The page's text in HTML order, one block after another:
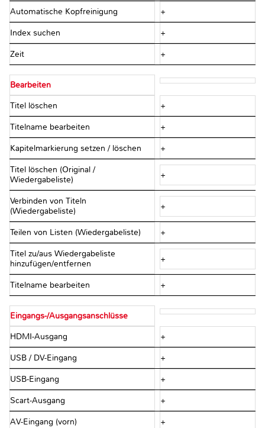
Automatische Kopfreinigung +
Index suchen +
Zeit +
Bearbeiten
Titel löschen +
Titelname bearbeiten +
Kapitelmarkierung setzen / löschen +
Titel löschen (Original /
Wiedergabeliste)
+
Verbinden von Titeln
(Wiedergabeliste)
+
Teilen von Listen (Wiedergabeliste) +
Titel zu/aus Wiedergabeliste
hinzufügen/entfernen
+
Titelname bearbeiten +
Eingangs-/Ausgangsanschlüsse
HDMI-Ausgang +
USB / DV-Eingang +
USB-Eingang +
Scart-Ausgang +
AV-Eingang (vorn) +